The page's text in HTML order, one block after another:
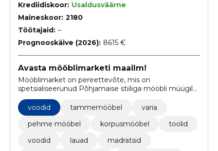
Krediidiskoor: Usaldusväärne
Maineskoor: 2180
Töötajaid: –
Prognooskäive (2026): 8615 €
Avasta mööblimarketi maailm!
Mööblimarket on pereettevõte, mis on
spetsialiseerunud Põhjamaise stiiliga mööbli müügile,
pakkudes laia valikut mööblitükke alates
pehmemööblist kuni korpusemööbli ning voodite ja
madratsiteni
voodid tammemööbel
varia
pehme mööbel
korpusmööbel
toolid
voodid
lauad
madratsid